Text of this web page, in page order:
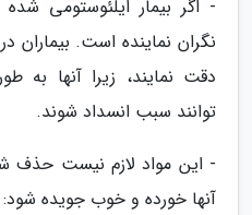
- اگر بیمار ایلئوستومی
نگران نماینده است. بیماران
دقت نمایند، زیرا آنها
توانند سبب انسداد شوند.
- این مواد لازم نیست حذف
آنها خورده و خوب جویده شود: